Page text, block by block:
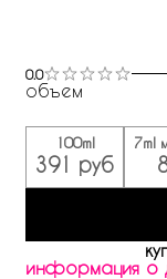
0.0
объем
100ml
391 руб
7ml
информация о